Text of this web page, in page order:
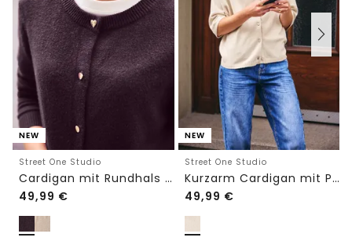
NEW
Street One Studio
Cardigan mit Rundhals und Knöpfen
49,99 €
NEW
Street One Studio
Kurzarm Cardigan mit Polokragen
49,99 €